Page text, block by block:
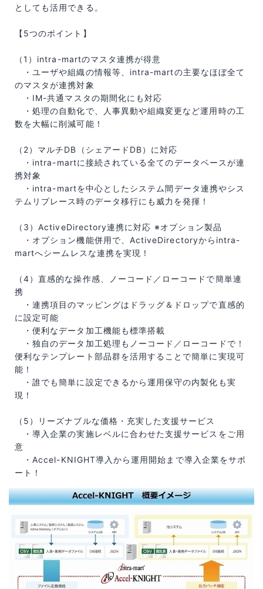
としても活用できる。
【5つのポイント】
（1）intra-martのマスタ連携が得意
・ユーザや組織の情報等、intra-martの主要なほぼ全て
のマスタが連携対象
・IM-共通マスタの期間化にも対応
・処理の自動化で、人事異動や組織変更など運用時の工
数を大幅に削減可能！
（2）マルチDB（シェアードDB）に対応
・intra-martに接続されている全てのデータベースが連
携対象
・intra-martを中心としたシステム間データ連携やシス
テムリプレース時のデータ移行にも威力を発揮！
（3）ActiveDirectory連携に対応 ※オプション製品
・オプション機能併用で、ActiveDirectoryからintra-
martへシームレスな連携を実現！
（4）直感的な操作感、ノーコード／ローコードで簡単連
携
・連携項目のマッピングはドラッグ＆ドロップで直感的
に設定可能
・便利なデータ加工機能も標準搭載
・独自のデータ加工処理もノーコード／ローコードで！
便利なテンプレート部品群を活用することで簡単に実現可
能！
・誰でも簡単に設定できるから運用保守の内製化も実
現！
（5）リーズナブルな価格・充実した支援サービス
・導入企業の実施レベルに合わせた支援サービスをご用
意
・Accel-KNIGHT導入から運用開始まで導入企業をサポ
ート！